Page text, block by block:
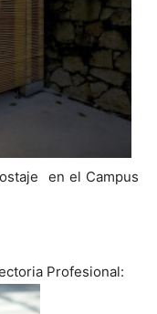
en el Campus
Profesional: